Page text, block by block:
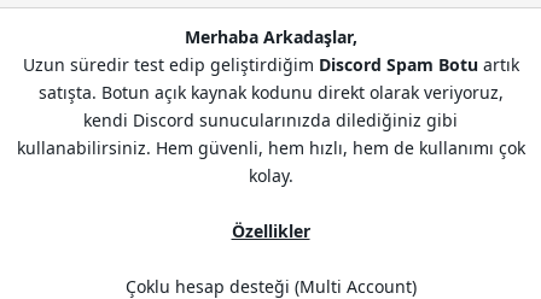
Merhaba Arkadaşlar,
Uzun süredir test edip geliştirdiğim Discord Spam Botuartık
satışta. Botun açık kaynak kodunu direkt olarak veriyoruz,
kendi Discord sunucularınızda dilediğiniz gibi
kullanabilirsiniz. Hem güvenli, hem hızlı, hem de kullanımı çok
kolay.
Özellikler
Çoklu hesap desteği (Multi Account)